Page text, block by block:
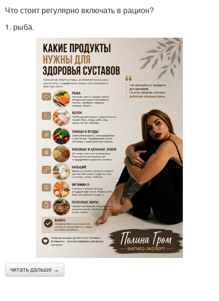
Что стоит регулярно включать в рацион?
1. рыба.
читать дальше →